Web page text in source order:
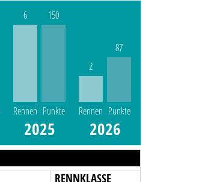
6
Rennen
150
Punkte
2025
2
Rennen
87
Punkte
2026
RENNKLASSE